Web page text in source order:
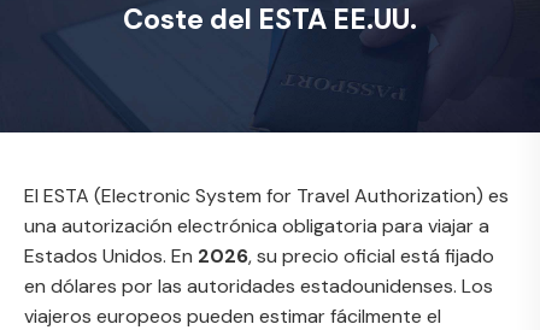
Coste del ESTA EE.UU.
El ESTA (Electronic System for Travel Authorization) es
una autorización electrónica obligatoria para viajar a
Estados Unidos. En 2026, su precio oficial está fijado
en dólares por las autoridades estadounidenses. Los
viajeros europeos pueden estimar fácilmente el